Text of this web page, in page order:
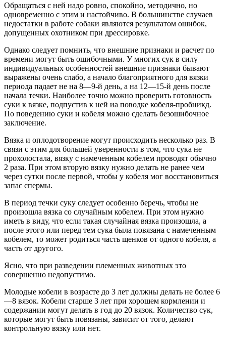
Обращаться с ней надо ровно, спокойно, методично, но
одновременно с этим и настойчиво. В большинстве случаев
недостатки в работе собаки являются результатом ошибок,
допущенных охотником при дрессировке.
Однако следует помнить, что внешние признаки и расчет по
времени могут быть ошибочными. У многих сук в силу
индивидуальных особенностей внешние признаки бывают
выражены очень слабо, а начало благоприятного для вязки
периода падает не на 8—9-й день, а на 12—15-й день после
начала течки. Наиболее точно можно проверить готовность
суки к вязке, подпустив к ней иа поводке кобеля-пробникд.
По поведению суки и кобеля можно сделать безошибочное
заключение.
Вязка и оплодотворение могут происходить несколько раз. В
связи с этим для большей уверенности в том, что сука не
прохолостала, вязку с намеченным кобелем проводят обычно
2 раза. При этом вторую вязку нужно делать не ранее чем
через сутки после первой, чтобы у кобеля мог восстановиться
запас спермы.
В период течки суку следует особенно беречь, чтобы не
произошла вязка со случайным кобелем. При этом нужно
иметь в виду, что если такая случайная вязка произошла, а
после этого или перед тем сука была повязана с намеченным
кобелем, то может родиться часть щенков от одного кобеля, а
часть от другого.
Ясно, что при разведении племенных животных это
совершенно недопустимо.
Молодые кобели в возрасте до 3 лет должны делать не более 6
—8 вязок. Кобели старше 3 лет при хорошем кормлении и
содержании могут делать в год до 20 вязок. Количество сук,
которые могут быть повязаны, зависит от того, делают
контрольную вязку или нет.